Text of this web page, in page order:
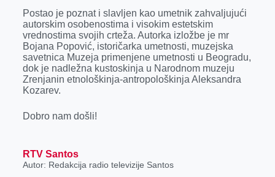
Postao je poznat i slavljen kao umetnik zahvaljujući
autorskim osobenostima i visokim estetskim
vrednostima svojih crteža. Autorka izložbe je mr
Bojana Popović, istoričarka umetnosti, muzejska
savetnica Muzeja primenjene umetnosti u Beogradu,
dok je nadležna kustoskinja u Narodnom muzeju
Zrenjanin etnološkinja-antropološkinja Aleksandra
Kozarev.
Dobro nam došli!
RTV Santos
Autor: Redakcija radio televizije Santos